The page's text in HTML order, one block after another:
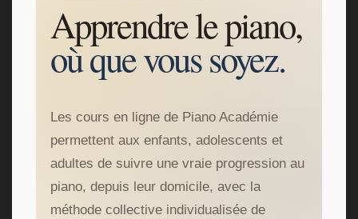
Apprendre le piano,
où que vous soyez.
Les cours en ligne de Piano Académie
permettent aux enfants, adolescents et
adultes de suivre une vraie progression au
piano, depuis leur domicile, avec la
méthode collective individualisée de